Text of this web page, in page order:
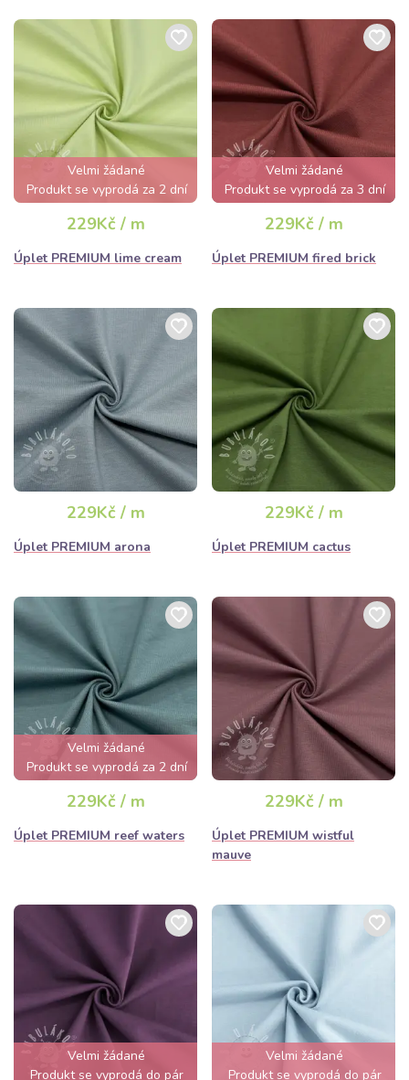
Velmi žádané
Produkt se vyprodá za 2 dní
229Kč / m
Úplet PREMIUM lime cream
Velmi žádané
Produkt se vyprodá za 3 dní
229Kč / m
Úplet PREMIUM fired brick
229Kč / m
Úplet PREMIUM arona
229Kč / m
Úplet PREMIUM cactus
Velmi žádané
Produkt se vyprodá za 2 dní
229Kč / m
Úplet PREMIUM reef waters
229Kč / m
Úplet PREMIUM wistful
mauve
Velmi žádané
Produkt se vyprodá do pár
Velmi žádané
Produkt se vyprodá do pár